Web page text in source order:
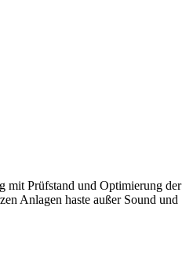
mit Prüfstand und Optimierung der
Anlagen haste außer Sound und